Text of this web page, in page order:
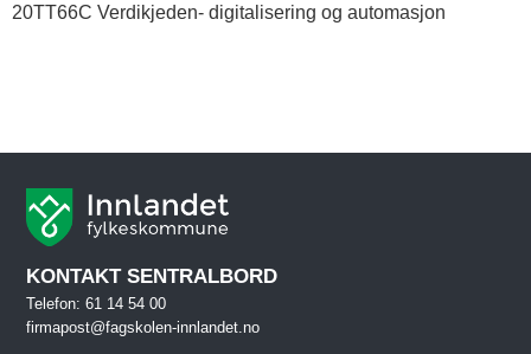
20TT66C Verdikjeden- digitalisering og automasjon
KONTAKT SENTRALBORD
Telefon: 61 14 54 00
firmapost@fagskolen-innlandet.no